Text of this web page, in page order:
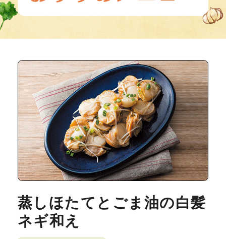
蒸しほたてとごま油の白髪
ネギ和え